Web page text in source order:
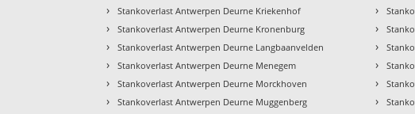
› Stankoverlast Antwerpen Deurne Kriekenhof
› Stankoverlast Antwerpen Deurne Kronenburg
› Stankoverlast Antwerpen Deurne Langbaanvelden
› Stankoverlast Antwerpen Deurne Menegem
› Stankoverlast Antwerpen Deurne Morckhoven
› Stankoverlast Antwerpen Deurne Muggenberg
›
›
›
›
›
›